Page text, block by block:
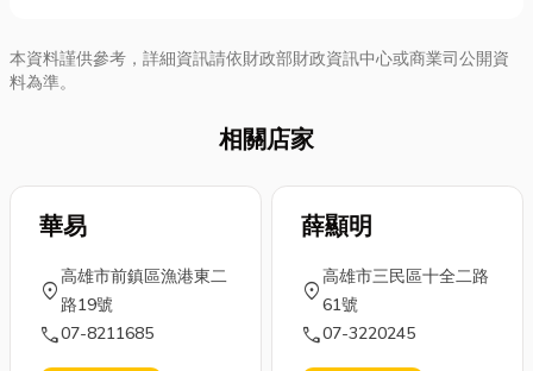
本資料謹供參考，詳細資訊請依財政部財政資訊中心或商業司公開資
料為準。
相關店家
華易
location_on
高雄市前鎮區漁港東二
路19號
call07-8211685
薛顯明
location_on
高雄市三民區十全二路
61號
call07-3220245